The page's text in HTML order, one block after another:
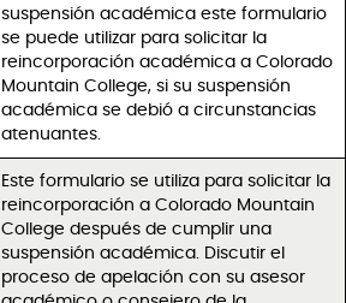
suspensión académica este formulario
se puede utilizar para solicitar la
reincorporación académica a Colorado
Mountain College, si su suspensión
académica se debió a circunstancias
atenuantes.
Este formulario se utiliza para solicitar la
reincorporación a Colorado Mountain
College después de cumplir una
suspensión académica. Discutir el
proceso de apelación con su asesor